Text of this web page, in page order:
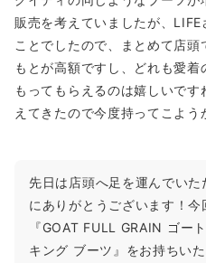
販売を考えていましたが、
ことでしたので、まとめて店
もとが高額ですし、どれも愛
もってもらえるのは嬉しいで
えてきたので今度持ってこよう
先日は店頭へ足を運んでいた
にありがとうございます！今
『GOAT FULL GRAIN ゴー
キング ブーツ』をお持ちいた